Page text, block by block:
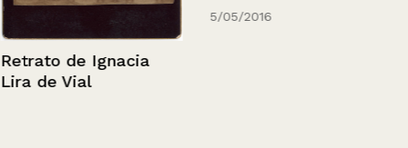
Retrato de Ignacia
Lira de Vial
5/05/2016